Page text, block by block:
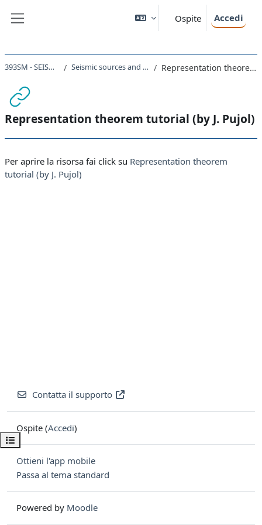
Ospite Accedi
Apri indice del corso
393SM - SEISMOLOGY 2023 Seismic sources and their representation Representation theorem tutorial (by J. Pujol)
Representation theorem tutorial (by J. Pujol)
Per aprire la risorsa fai click su Representation theorem
tutorial (by J. Pujol)
Contatta il supporto
Ospite (Accedi)
Ottieni l'app mobile
Passa al tema standard
Powered by Moodle